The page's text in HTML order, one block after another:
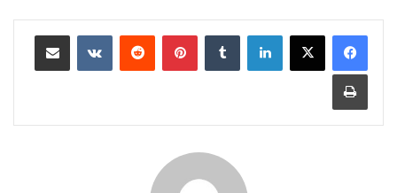
لينكدإن بينتيريست مشاركة عبر البريد
طباعة